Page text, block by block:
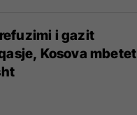
i gazit
Kosova mbetet